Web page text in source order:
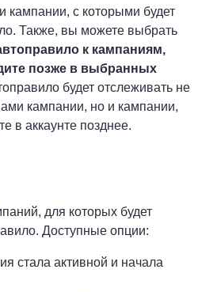
кампании, с которыми будет
Также, вы можете выбрать
к кампаниям,
позже в выбранных
будет отслеживать не
кампании, но и кампании,
в аккаунте позднее.
для которых будет
Доступные опции:
стала активной и начала